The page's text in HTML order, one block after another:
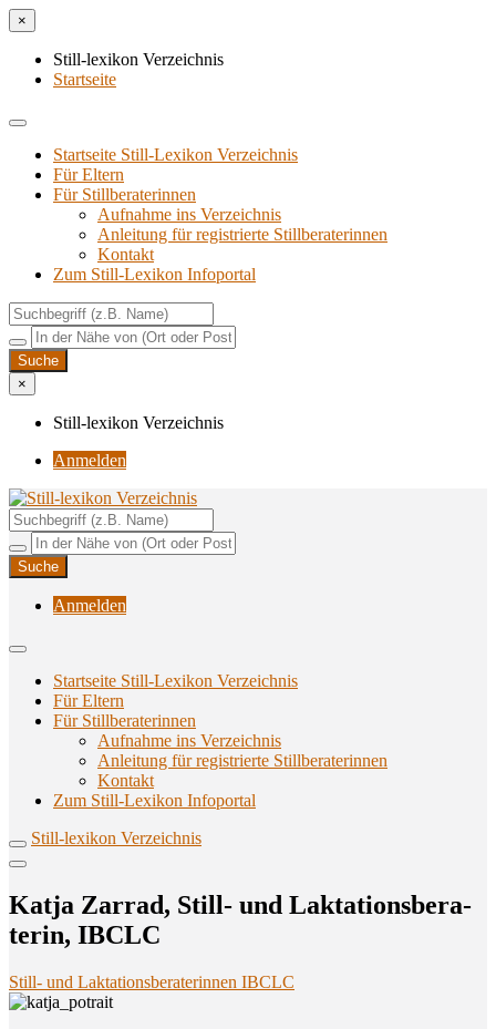
×
Still-lexikon Verzeichnis
Startseite
Startseite Still-Lexikon Verzeichnis
Für Eltern
Für Stillberaterinnen
Aufnahme ins Verzeichnis
Anlei­tung für regis­trier­te Stillberaterinnen
Kon­takt
Zum Still-Lexikon Infoportal
×
Still-lexikon Verzeichnis
Anmelden
Still-lexikon Verzeichnis
Unterstützungsangebote rund ums Stillen
Anmelden
Startseite Still-Lexikon Verzeichnis
Für Eltern
Für Stillberaterinnen
Aufnahme ins Verzeichnis
Anlei­tung für regis­trier­te Stillberaterinnen
Kon­takt
Zum Still-Lexikon Infoportal
Still-lexikon Verzeichnis
Kat­ja Zar­rad, Still- und Lak­ta­ti­ons­be­ra­
te­rin, IBCLC
Still- und Laktationsberaterinnen IBCLC